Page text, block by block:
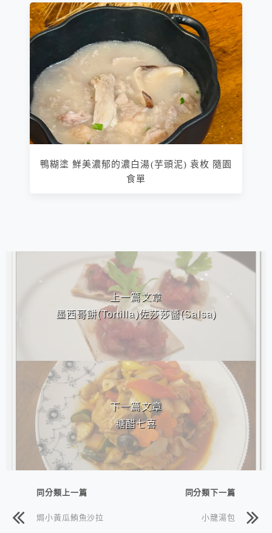
鴨糊塗 鮮美濃郁的濃白湯(芋頭泥) 袁枚 隨園
食單
上一篇文章
墨西哥餅(Tortilla)佐莎莎醬(Salsa)
下一篇文章
糖醋七喜
同分類上一篇
焗小黃瓜鮪魚沙拉
同分類下一篇
小籠湯包